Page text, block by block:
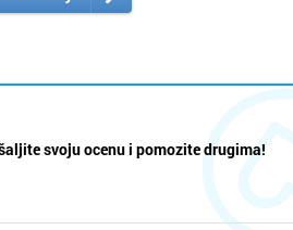
svoju ocenu i pomozite drugima!